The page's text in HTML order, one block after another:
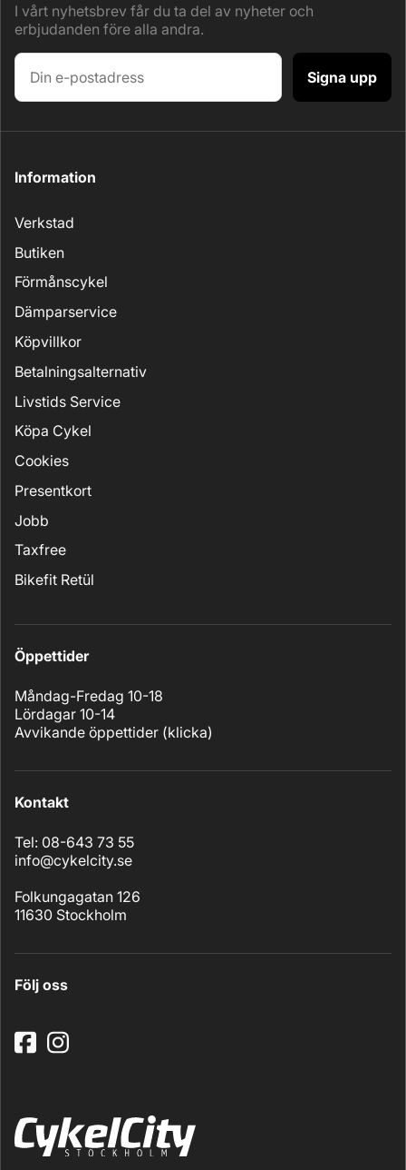
I vårt nyhetsbrev får du ta del av nyheter och
erbjudanden före alla andra.
Signa upp
Information
Verkstad
Butiken
Förmånscykel
Dämparservice
Köpvillkor
Betalningsalternativ
Livstids Service
Köpa Cykel
Cookies
Presentkort
Jobb
Taxfree
Bikefit Retül
Öppettider
Måndag-Fredag 10-18
Lördagar 10-14
Avvikande öppettider (klicka)
Kontakt
Tel: 08-643 73 55
info@cykelcity.se
Folkungagatan 126
11630 Stockholm
Följ oss